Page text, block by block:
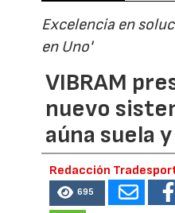
Excelencia en
en Uno'
VIBRAM
nuevo
aúna suela
Redacción
695